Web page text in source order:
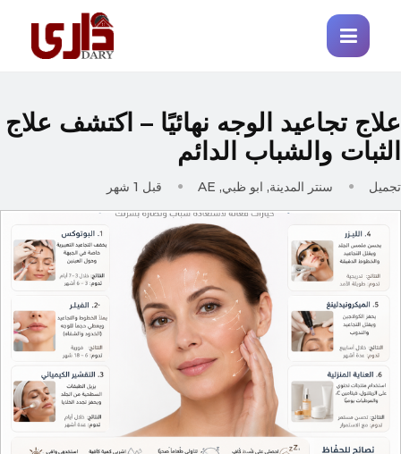
تجاعيد الوجه نهائيًا – اكتشف علاج
والشباب الدائم
سنتر المدينة, ابو ظبي, AE قبل 1 شهر